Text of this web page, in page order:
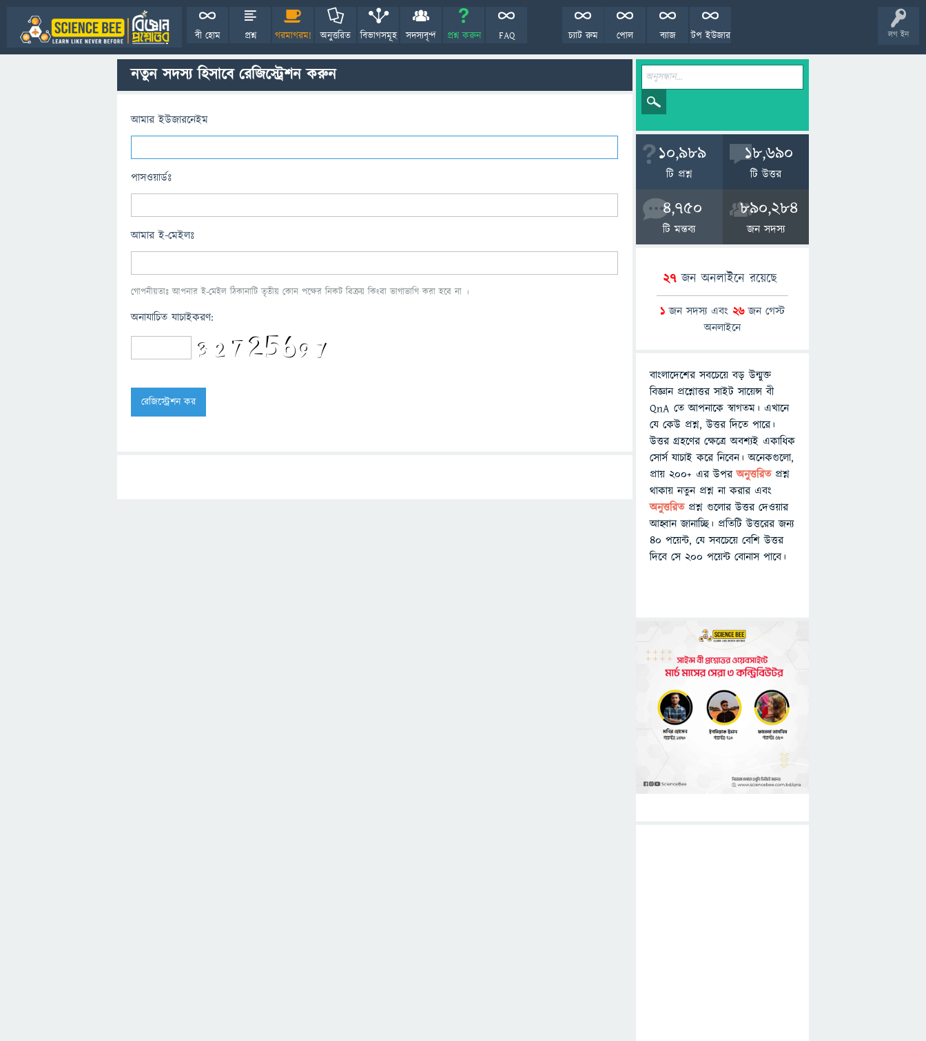
লগ ইন
বী হোম প্রশ্ন গরমাগরম! অনুত্তরিত বিভাগসমূহ সদস্যবৃন্দ প্রশ্ন করুন FAQ টপ ইউজার
ব্যাজ
পোল
চ্যাট রুম
নতুন সদস্য হিসাবে রেজিস্ট্রেশন করুন
আমার ইউজারনেইম
পাসওয়ার্ডঃ
আমার ই-মেইলঃ
গোপনীয়তাঃ আপনার ই-মেইল ঠিকানাটি তৃতীয় কোন পক্ষের নিকট বিক্রয় কিংবা ভাগাভাগি করা হবে না ।
অনাযাচিত যাচাইকরণ:
10,989
টি প্রশ্ন
18,690
টি উত্তর
4,750
টি মন্তব্য
890,284
জন সদস্য
27জন অনলাইনে রয়েছে
1 জন সদস্য এবং 26জন গেস্ট
অনলাইনে
বাংলাদেশের সবচেয়ে বড় উন্মুক্ত
বিজ্ঞান প্রশ্নোত্তর সাইট সায়েন্স বী
QnA তে আপনাকে স্বাগতম। এখানে
যে কেউ প্রশ্ন, উত্তর দিতে পারে।
উত্তর গ্রহণের ক্ষেত্রে অবশ্যই একাধিক
সোর্স যাচাই করে নিবেন। অনেকগুলো,
প্রায় ২০০+ এর উপরঅনুত্তরিতপ্রশ্ন
থাকায় নতুন প্রশ্ন না করার এবং
অনুত্তরিত প্রশ্ন গুলোর উত্তর দেওয়ার
আহ্বান জানাচ্ছি। প্রতিটি উত্তরের জন্য
৪০ পয়েন্ট, যে সবচেয়ে বেশি উত্তর
দিবে সে ২০০ পয়েন্ট বোনাস পাবে।